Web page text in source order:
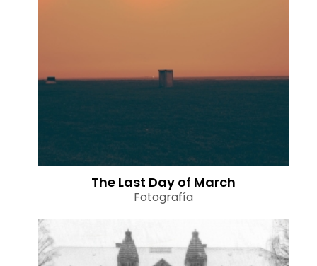
The Last Day of March
Fotografía